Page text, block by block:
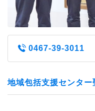
0467-39-3011
地域包括支援センター